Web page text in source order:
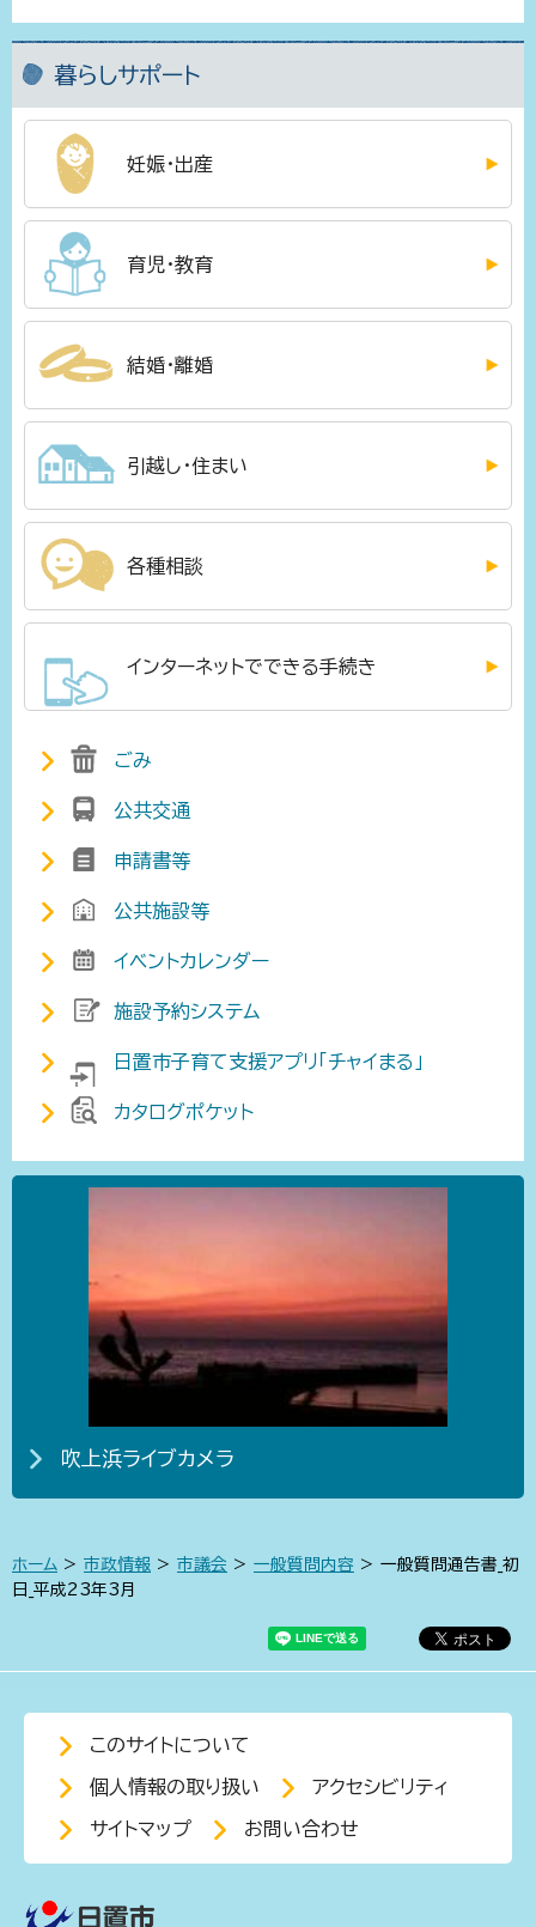
暮らしサポート
妊娠・出産
育児・教育
結婚・離婚
引越し・住まい
各種相談
インターネットでできる手続き
ごみ
公共交通
申請書等
公共施設等
イベントカレンダー
施設予約システム
日置市子育て支援アプリ「チャイまる」
カタログポケット
吹上浜ライブカメラ
ホーム > 市政情報 > 市議会 > 一般質問内容 > 一般質問通告書_初
日_平成23年3月
このサイトについて
個人情報の取り扱い アクセシビリティ
サイトマップ お問い合わせ